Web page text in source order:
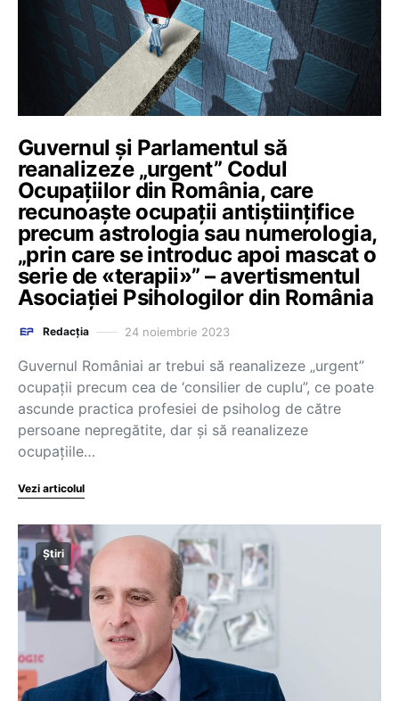
Guvernul și Parlamentul să
reanalizeze „urgent” Codul
Ocupațiilor din România, care
recunoaște ocupații antiștiințifice
precum astrologia sau numerologia,
„prin care se introduc apoi mascat o
serie de «terapii»” – avertismentul
Asociației Psihologilor din România
Redacția 24 noiembrie 2023
Guvernul Româniai ar trebui să reanalizeze „urgent”
ocupații precum cea de ‘consilier de cuplu”, ce poate
ascunde practica profesiei de psiholog de către
persoane nepregătite, dar și să reanalizeze
ocupațiile…
Vezi articolul
Știri